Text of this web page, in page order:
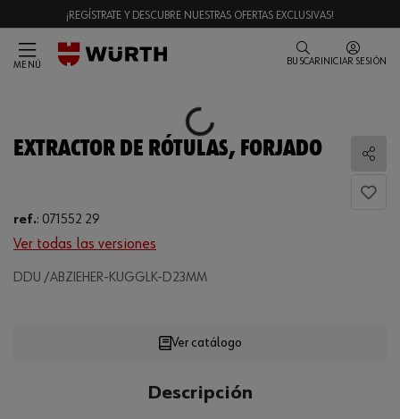
¡REGÍSTRATE Y DESCUBRE NUESTRAS OFERTAS EXCLUSIVAS!
MENÚ BUSCAR INICIAR SESIÓN
Loading...
EXTRACTOR DE RÓTULAS, FORJADO
ref.: 071552 29
Ver todas las versiones
DDU /ABZIEHER-KUGGLK-D23MM
Loading...
Ver catálogo
Descripción